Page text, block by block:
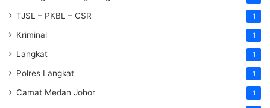
TJSL – PKBL – CSR 1
Kriminal 1
Langkat 1
Polres Langkat 1
Camat Medan Johor 1